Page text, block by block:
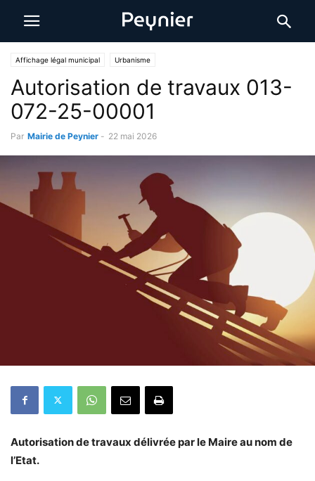
Affichage légal municipal Urbanisme
Autorisation de travaux 013-
072-25-00001
Par Mairie de Peynier - 22 mai 2026
Autorisation de travaux délivrée par le Maire au nom de
l’Etat.